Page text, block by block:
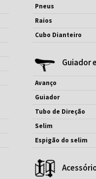
Pneus
Raios
Cubo Dianteiro
Guiador
Avanço
Guiador
Tubo de Direção
Selim
Espigão do selim